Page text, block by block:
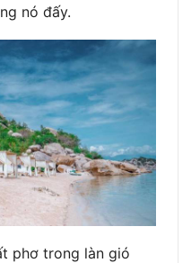
nó đấy.
phơ trong làn gió